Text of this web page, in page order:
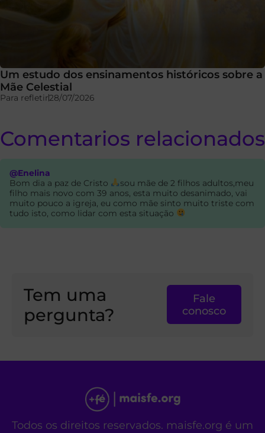
Um estudo dos ensinamentos históricos sobre a
Mãe Celestial
Para refletir28/07/2026
Comentarios relacionados
@Enelina
Bom dia a paz de Cristo
sou mãe de 2 filhos adultos,meu
filho mais novo com 39 anos, esta muito desanimado, vai
muito pouco a igreja, eu como mãe sinto muito triste com
tudo isto, como lidar com esta situação
Tem uma
pergunta?
Fale
conosco
Todos os direitos reservados. maisfe.org é um